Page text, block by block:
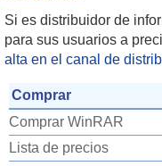
Si es distribuidor de
para sus usuarios a
alta en el canal de
Comprar
Comprar WinRAR
Lista de precios